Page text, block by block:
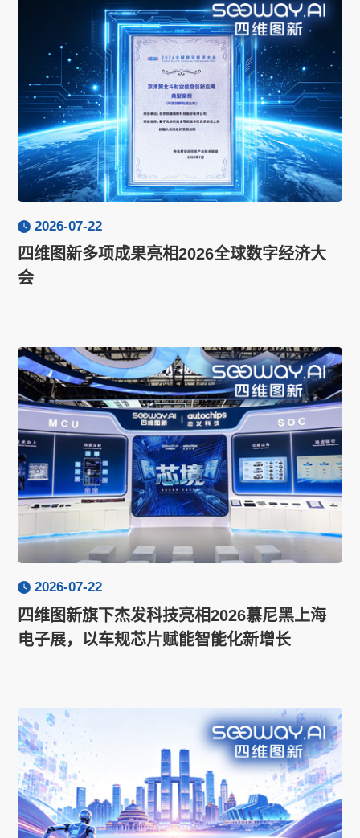
2026-07-22
四维图新多项成果亮相2026全球数字经济大
会
2026-07-22
四维图新旗下杰发科技亮相2026慕尼黑上海
电子展，以车规芯片赋能智能化新增长